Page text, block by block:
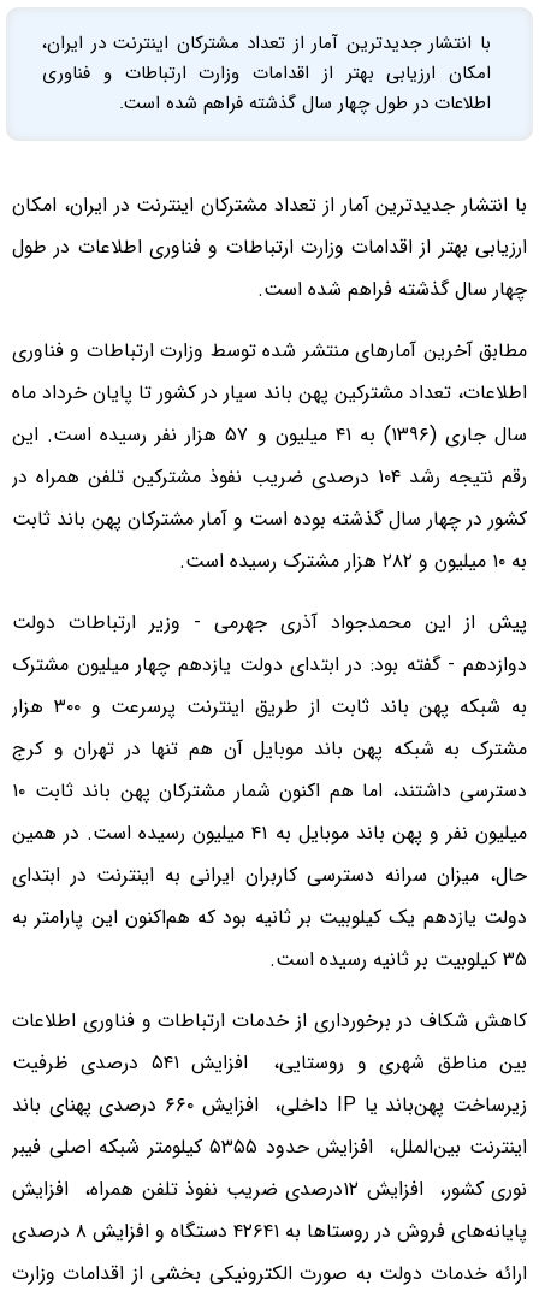
با انتشار جدیدترین آمار از تعداد مشترکان اینترنت در ایران،
امکان ارزیابی بهتر از اقدامات وزارت ارتباطات و فناوری
اطلاعات در طول چهار سال گذشته فراهم شده است.
با انتشار جدیدترین آمار از تعداد مشترکان اینترنت در ایران، امکان
ارزیابی بهتر از اقدامات وزارت ارتباطات و فناوری اطلاعات در طول
چهار سال گذشته فراهم شده است.
مطابق آخرین آمارهای منتشر شده توسط وزارت ارتباطات و فناوری
اطلاعات، تعداد مشترکین پهن باند سیار در کشور تا پایان خرداد ماه
سال جاری (۱۳۹۶) به ۴۱ میلیون و ۵۷ هزار نفر رسیده است. این
رقم نتیجه رشد ۱۰۴ درصدی ضریب نفوذ مشترکین تلفن همراه در
کشور در چهار سال گذشته بوده است و آمار مشترکان پهن باند ثابت
به ۱۰ میلیون و ۲۸۲ هزار مشترک رسیده است.
پیش از این محمدجواد آذری جهرمی - وزیر ارتباطات دولت
دوازدهم - گفته بود: در ابتدای دولت یازدهم چهار میلیون مشترک
به شبکه پهن باند ثابت از طریق اینترنت پرسرعت و ۳۰۰ هزار
مشترک به شبکه پهن باند موبایل آن هم تنها در تهران و کرج
دسترسی داشتند، اما هم اکنون شمار مشترکان پهن باند ثابت ۱۰
میلیون نفر و پهن باند موبایل به ۴۱ میلیون رسیده است. در همین
حال، میزان سرانه دسترسی کاربران ایرانی به اینترنت در ابتدای
دولت یازدهم یک کیلوبیت بر ثانیه بود که هم‌اکنون این پارامتر به
۳۵ کیلوبیت بر ثانیه رسیده است.
کاهش شکاف در برخورداری از خدمات ارتباطات و فناوری اطلاعات
بین مناطق شهری و روستایی، افزایش ۵۴۱ درصدی ظرفیت
زیرساخت پهن‌باند یا IP داخلی، افزایش ۶۶۰ درصدی پهنای باند
اینترنت بین‌الملل، افزایش حدود ۵۳۵۵ کیلومتر شبکه اصلی فیبر
نوری کشور، افزایش ۱۲درصدی ضریب نفوذ تلفن همراه، افزایش
پایانه‌های فروش در روستاها به ۴۲۶۴۱ دستگاه و افزایش ۸ درصدی
ارائه خدمات دولت به صورت الکترونیکی بخشی از اقدامات وزارت